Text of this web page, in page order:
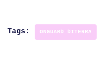
Tags: ONGUARD DITERRA